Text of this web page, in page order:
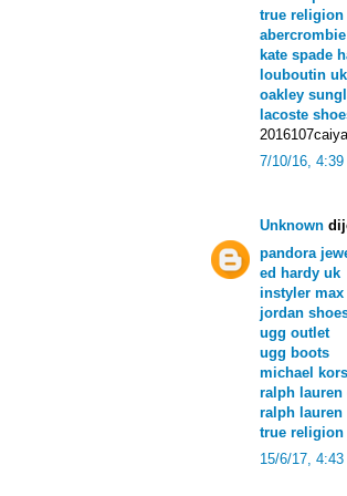
true religion
kate spade
louboutin uk
oakley
lacoste
7/10/16, 4:39
Unknown
pandora
ed hardy uk
instyler max
jordan
ugg outlet
ugg boots
michael
ralph lauren
ralph lauren
true religion
15/6/17, 4:43